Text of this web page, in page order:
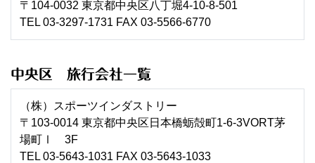
〒104-0032 東京都中央区八丁堀4-10-8-501
TEL 03-3297-1731 FAX 03-5566-6770
中央区 旅行会社一覧
（株）スポーツインダストリー
〒103-0014 東京都中央区日本橋蛎殻町1-6-3VORT茅
場町Ⅰ 3F
TEL 03-5643-1031 FAX 03-5643-1033